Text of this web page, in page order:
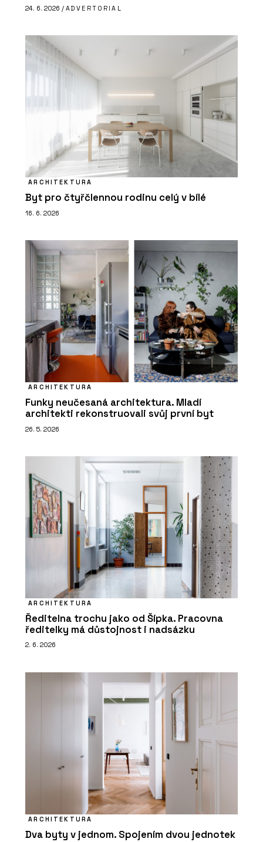
24. 6. 2026 / ADVERTORIAL
ARCHITEKTURA
Byt pro čtyřčlennou rodinu celý v bílé
16. 6. 2026
ARCHITEKTURA
Funky neučesaná architektura. Mladí
architekti rekonstruovali svůj první byt
26. 5. 2026
ARCHITEKTURA
Ředitelna trochu jako od Šípka. Pracovna
ředitelky má důstojnost i nadsázku
2. 6. 2026
ARCHITEKTURA
Dva byty v jednom. Spojením dvou jednotek